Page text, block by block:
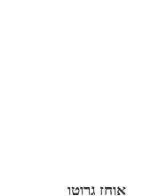
אוחז גרוטו